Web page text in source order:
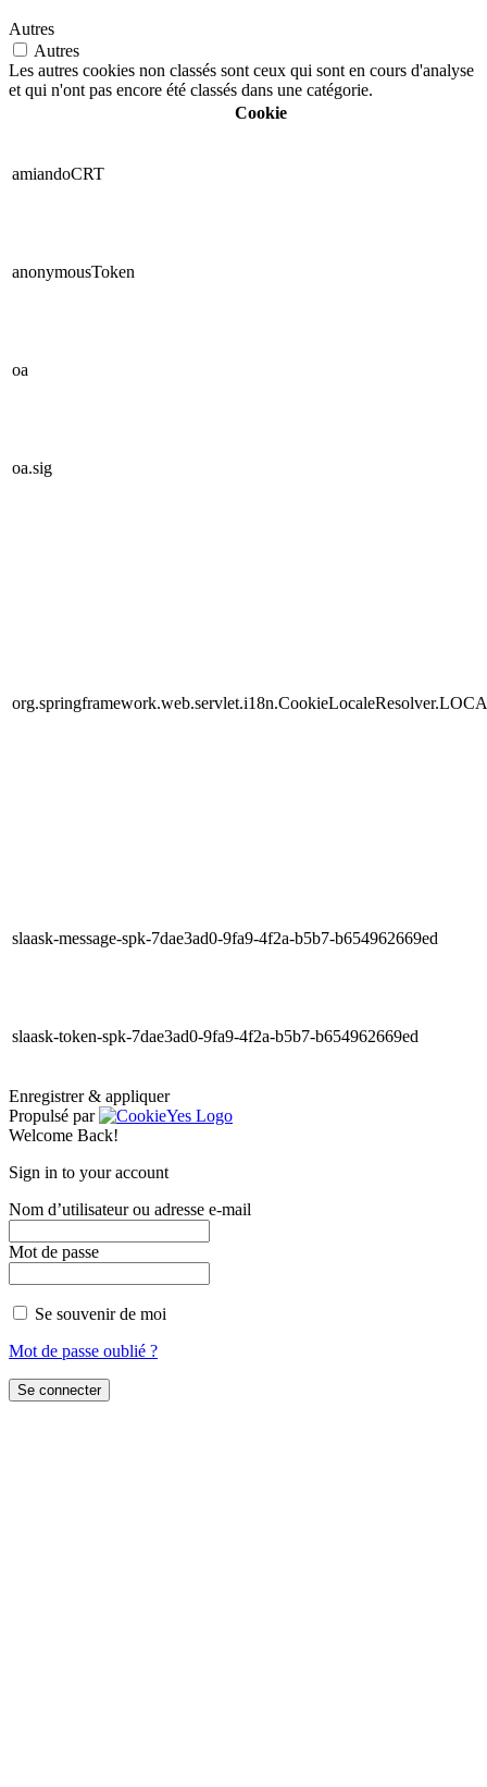
Autres
Autres
Les autres cookies non classés sont ceux qui sont en cours d'analyse
et qui n'ont pas encore été classés dans une catégorie.
Cookie
amiandoCRT
anonymousToken
oa
oa.sig
slaask-message-spk-7dae3ad0-9fa9-4f2a-b5b7-b654962669ed
slaask-token-spk-7dae3ad0-9fa9-4f2a-b5b7-b654962669ed
Enregistrer & appliquer
Propulsé par
Welcome Back!
Sign in to your account
Nom d’utilisateur ou adresse e-mail
Mot de passe
Se souvenir de moi
Mot de passe oublié ?